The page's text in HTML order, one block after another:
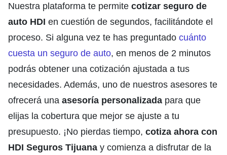
Nuestra plataforma te permite cotizar seguro de
auto HDI en cuestión de segundos, facilitándote el
proceso. Si alguna vez te has preguntado cuánto
cuesta un seguro de auto, en menos de 2 minutos
podrás obtener una cotización ajustada a tus
necesidades. Además, uno de nuestros asesores te
ofrecerá una asesoría personalizada para que
elijas la cobertura que mejor se ajuste a tu
presupuesto. ¡No pierdas tiempo, cotiza ahora con
HDI Seguros Tijuana y comienza a disfrutar de la